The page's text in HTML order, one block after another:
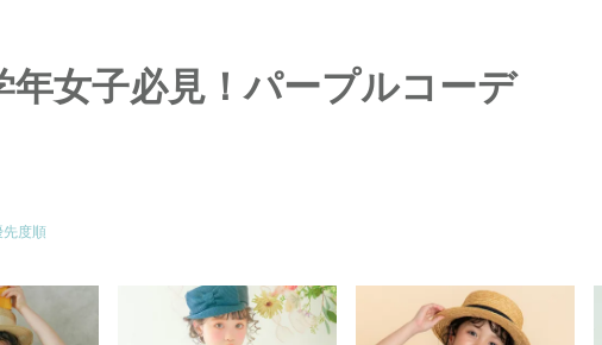
年女子必見！パープルコーデ
先度順